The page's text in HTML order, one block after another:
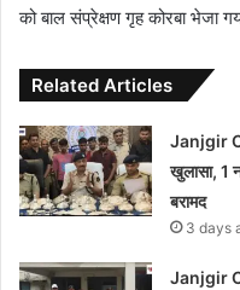
को बाल संप्रेक्षण गृह कोरबा भेजा
Related Articles
Janjgir
खुलासा, 1
बरामद
3 days
Janjgir